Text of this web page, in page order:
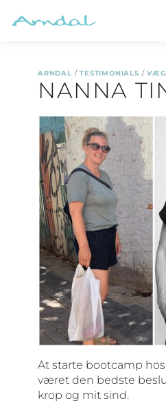
ARNDAL /TESTIMONIALS /
NANNA
At starte bootcamp
været den bedste
krop og mit sind.